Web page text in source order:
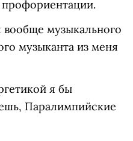
музыкального
музыканта из меня
я бы
Паралимпийские